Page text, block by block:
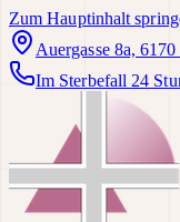
Zum Hauptinhalt
Auergasse 8a,
Im Sterbefall 24